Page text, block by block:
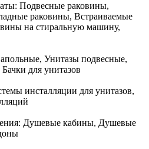
Подвесные раковины,
раковины, Встраиваемые
на стиральную машину,
Унитазы подвесные,
для унитазов
инсталляции для унитазов,
Душевые кабины, Душевые